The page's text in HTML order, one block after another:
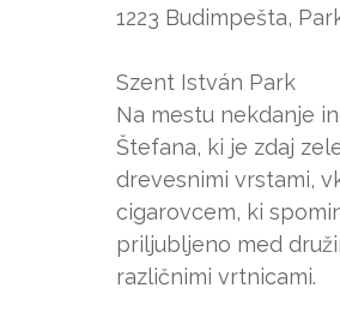
1223 Budimpešta,
Szent István Park
Na mestu nekdanje
Štefana, ki je zdaj
drevesnimi vrstami,
cigarovcem, ki
priljubljeno med
različnimi vrtnicami.